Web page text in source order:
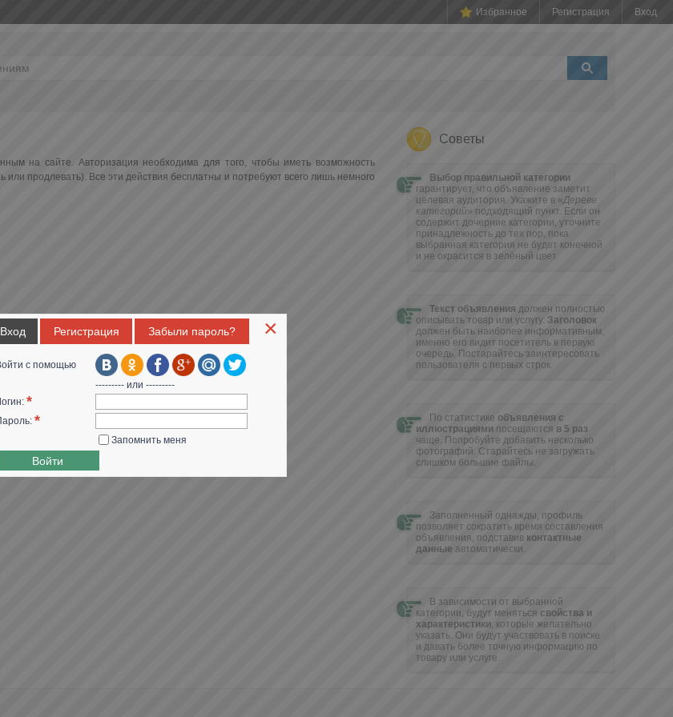
на сайте. Авторизация необходима для того, чтобы иметь возможность
продлевать). Все эти действия бесплатны и потребуют всего лишь немного
Советы
Выбор правильной категории
гарантирует, что объявление заметит
целевая аудитория. Укажите в «Дереве
категорий» подходящий пункт. Если он
содержит дочерние категории, уточните
принадлежность до тех пор, пока
выбранная категория не будет конечной
и не окрасится в зелёный цвет.
Текст объявления должен полностью
описывать товар или услугу. Заголовок
должен быть наиболее информативным,
именно его видит посетитель в первую
очередь. Постарайтесь заинтересовать
пользователя с первых строк.
По статистике объявления с
иллюстрациями посещаются в 5 раз
чаще. Попробуйте добавить несколько
фотографий. Cтарайтесь не загружать
слишком большие файлы.
Заполненный однажды, профиль
позволяет сократить время составления
объявления, подставив контактные
данные автоматически.
В зависимости от выбранной
категории, будут меняться свойства и
характеристики, которые желательно
указать. Они будут участвовать в поиске
и давать более точную информацию по
товару или услуге.
Избранное Регистрация Вход
×
Вход Регистрация Забыли пароль?
с помощью
--------- или ---------
*
*
Запомнить меня